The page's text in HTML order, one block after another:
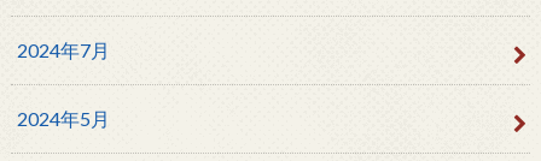
2024年7月
2024年5月